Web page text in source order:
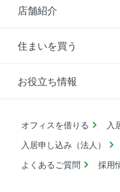
店舗紹介
住まいを買う
お役立ち情報
オフィスを借りる
入
入居申し込み（法人）
よくあるご質問
採用